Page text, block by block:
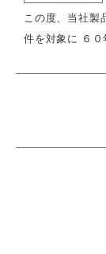
この度、当社製
件を対象に ６